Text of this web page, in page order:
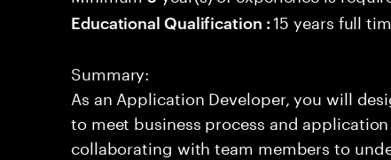
Educational Qualification :15 years full
Summary:
As an Application Developer, you will
to meet business process and
collaborating with team members to